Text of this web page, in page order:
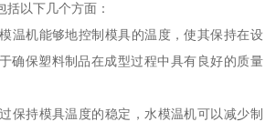
括以下几个方面：
温机能够地控制模具的温度，使其保持在设
确保塑料制品在成型过程中具有良好的质量
保持模具温度的稳定，水模温机可以减少制